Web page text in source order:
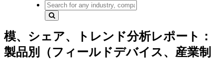
模、シェア、トレンド分析レポート：
製品別（フィールドデバイス、産業制